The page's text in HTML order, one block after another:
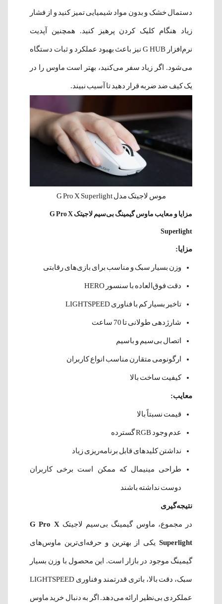
دستمال خشک و بدون مواد شیمیایی تمیز کنید و از فشار
زیاد هنگام کلیک کردن پرهیز کنید. همچنین آپدیت
نرم‌افزار G HUB نیز باعث بهبود عملکرد و ثبات دستگاه
می‌شود. اگر زیاد سفر می‌کنید، بهتر است ماوس را در
یک کیف ضد ضربه قرار دهید تا آسیب نبیند.
موس لاجیتک مدل G Pro X Superlight
مزایا و معایب ماوس گیمینگ بی‌سیم لاجیتک G Pro X
Superlight
مزایا:
وزن بسیار سبک و مناسب برای بازی‌های رقابتی
دقت فوق‌العاده با سنسور HERO
تاخیر بسیار کم با فناوری LIGHTSPEED
شارژدهی طولانی تا 70 ساعت
اتصال بی‌سیم و باسیم
ارگونومی متقارن مناسب انواع کاربران
کیفیت ساخت بالا
معایب:
قیمت نسبتاً بالا
عدم وجود RGB گسترده
نداشتن کلیدهای قابل برنامه‌ریزی زیاد
طراحی مینیمال که ممکن است برخی کاربران
دوست نداشته باشند
نتیجه‌گیری
در مجموع، ماوس گیمینگ بی‌سیم لاجیتک G Pro X
Superlight یکی از بهترین و حرفه‌ای‌ترین ماوس‌های
گیمینگ موجود در بازار است. این محصول با وزن بسیار
سبک، دقت بالا، باتری قدرتمند و فناوری LIGHTSPEED
عملکردی بی‌نظیر ارائه می‌دهد. اگر به دنبال خرید ماوس